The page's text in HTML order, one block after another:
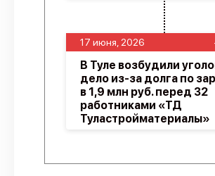
17 июня, 2026
В Туле возбудили
дело из-за долга по
в 1,9 млн руб. перед 32
работниками «ТД
Туластройматериалы»